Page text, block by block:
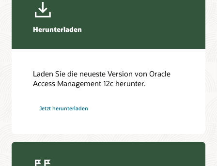
Herunterladen
Laden Sie die neueste Version von Oracle
Access Management 12c herunter.
Jetzt herunterladen